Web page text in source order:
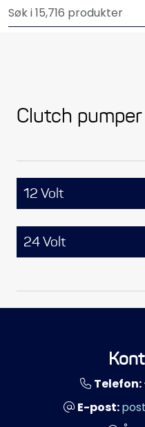
Skip to main content
Clutch pumper
12 Volt
24 Volt
Telefon:
E-post:
Propeller
Pumper